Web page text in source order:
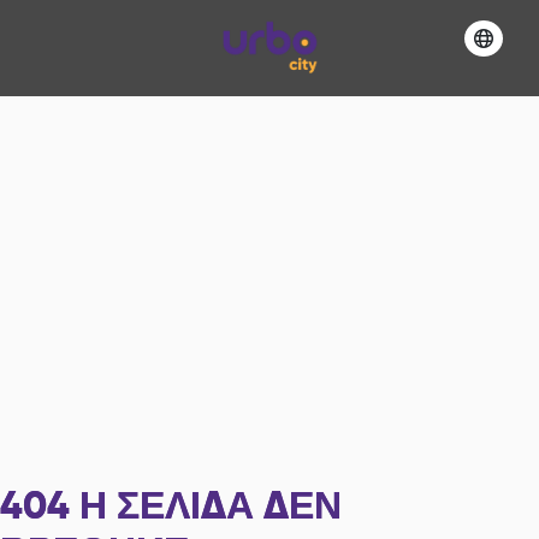
404 Η ΣΕΛΊΔΑ ΔΕΝ